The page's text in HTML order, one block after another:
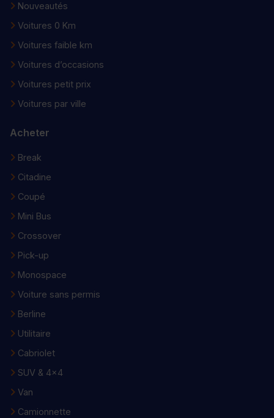
Nouveautés
Voitures 0 Km
Voitures faible km
Voitures d’occasions
Voitures petit prix
Voitures par ville
Acheter
Break
Citadine
Coupé
Mini Bus
Crossover
Pick-up
Monospace
Voiture sans permis
Berline
Utilitaire
Cabriolet
SUV & 4x4
Van
Camionnette